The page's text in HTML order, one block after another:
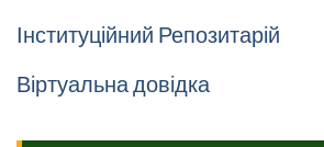
Інституційний Репозитарій
Віртуальна довідка